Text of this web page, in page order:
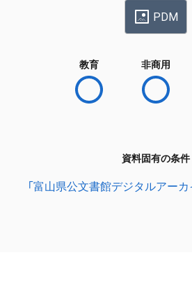
PDM
教育 非商用
資料固有の条件
「富山県公文書館デジタルアーカ